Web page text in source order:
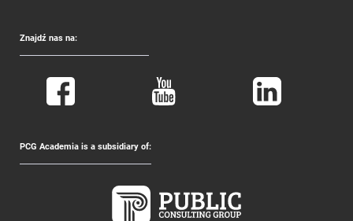
Znajdź nas na:
PCG Academia is a subsidiary of: